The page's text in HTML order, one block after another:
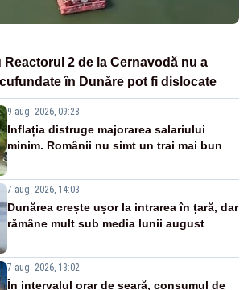
Reactorul 2 de la Cernavodă nu a
în Dunăre pot fi dislocate
9 aug. 2026, 09:28
Inflația distruge majorarea salariului
minim. Românii nu simt un trai mai bun
7 aug. 2026, 14:03
Dunărea crește ușor la intrarea în țară, dar
rămâne mult sub media lunii august
7 aug. 2026, 13:02
În intervalul orar de seară, consumul de